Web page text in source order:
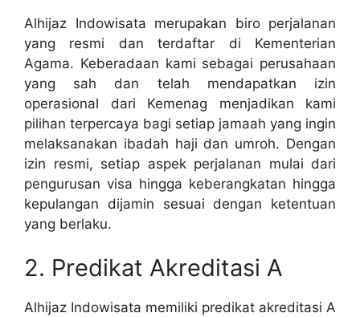
Alhijaz Indowisata merupakan biro perjalanan
yang resmi dan terdaftar di Kementerian
Agama. Keberadaan kami sebagai perusahaan
yang sah dan telah mendapatkan izin
operasional dari Kemenag menjadikan kami
pilihan terpercaya bagi setiap jamaah yang ingin
melaksanakan ibadah haji dan umroh. Dengan
izin resmi, setiap aspek perjalanan mulai dari
pengurusan visa hingga keberangkatan hingga
kepulangan dijamin sesuai dengan ketentuan
yang berlaku.
2. Predikat Akreditasi A
Alhijaz Indowisata memiliki predikat akreditasi A